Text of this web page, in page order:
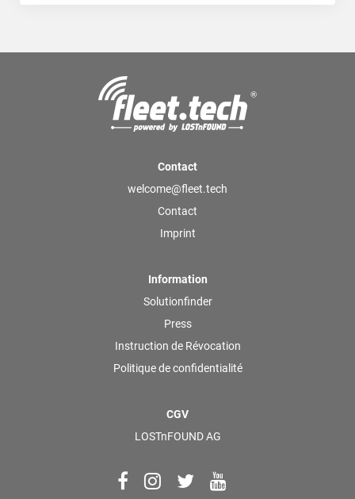
Contact
welcome@fleet.tech
Contact
Imprint
Information
Solutionfinder
Press
Instruction de Révocation
Politique de confidentialité
CGV
LOSTnFOUND AG